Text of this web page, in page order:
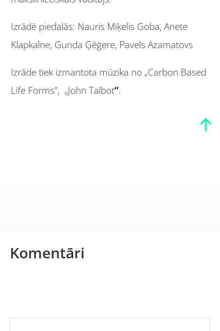
Izrādē piedalās: Nauris Miķelis Goba, Anete
Klapkalne, Gunda Ģēģere, Pavels Azamatovs
Izrāde tiek izmantota mūzika no „Carbon Based
Life Forms”, „John Talbot”.
Komentāri